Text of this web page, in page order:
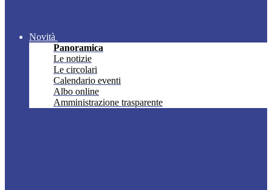
Novità
Panoramica
Le notizie
Le circolari
Calendario eventi
Albo online
Amministrazione trasparente